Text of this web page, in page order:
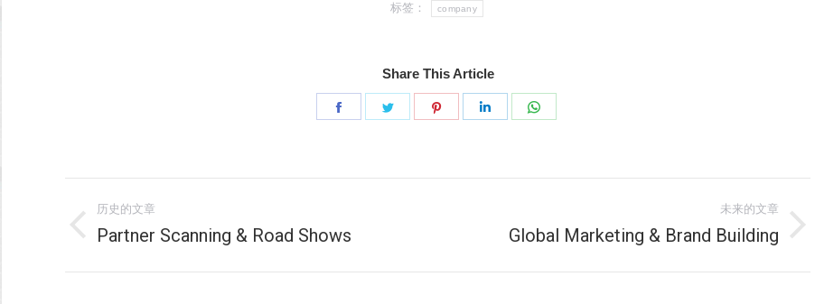
标签： company
Share This Article
分
分
章
导
历史的文章
历
Partner Scanning & Road Shows
未来的文章
Global Marketing & Brand Building